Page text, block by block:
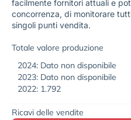
facilmente fornitori attuali e
concorrenza, di monitorare
singoli punti vendita.
Totale valore produzione
2024: Dato non disponibile
2023: Dato non disponibile
2022: 1.792
Ricavi delle vendite